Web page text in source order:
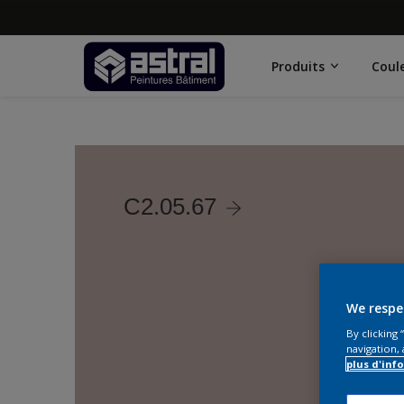
Produits
C2.05.67
We
By clicking
navigation,
plus